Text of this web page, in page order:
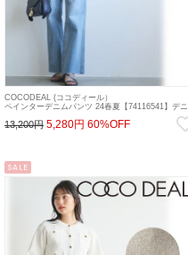
COCODEAL (ココディール）
ペインターデニムパンツ 24春夏【74116541】デニ
13,200円 5,280円 60%OFF
SALE